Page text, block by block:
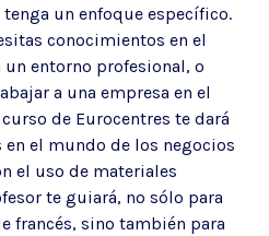
un enfoque específico.
conocimientos en el
entorno profesional, o
a una empresa en el
de Eurocentres te dará
en el mundo de los negocios
el uso de materiales
te guiará, no sólo para
francés, sino también para